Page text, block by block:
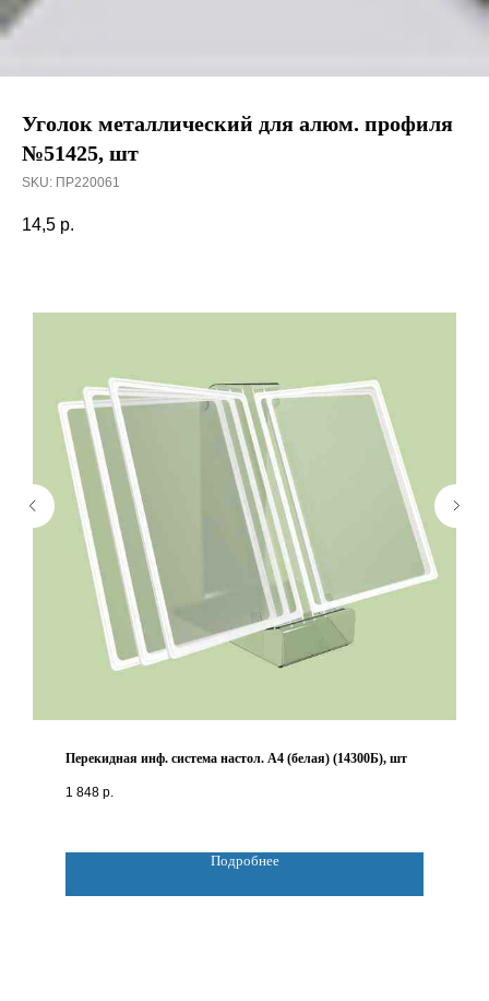
Уголок металлический для алюм. профиля
№51425, шт
SKU: ПР220061
14,5 р.
Перекидная инф. система настол. А4 (белая) (14300Б), шт
1 848 р.
Подробнее